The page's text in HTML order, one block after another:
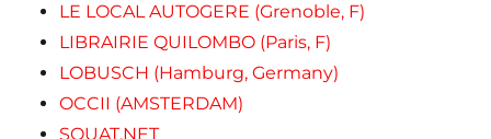
LE LOCAL AUTOGERE (Grenoble, F)
LIBRAIRIE QUILOMBO (Paris, F)
LOBUSCH (Hamburg, Germany)
OCCII (AMSTERDAM)
SQUAT.NET